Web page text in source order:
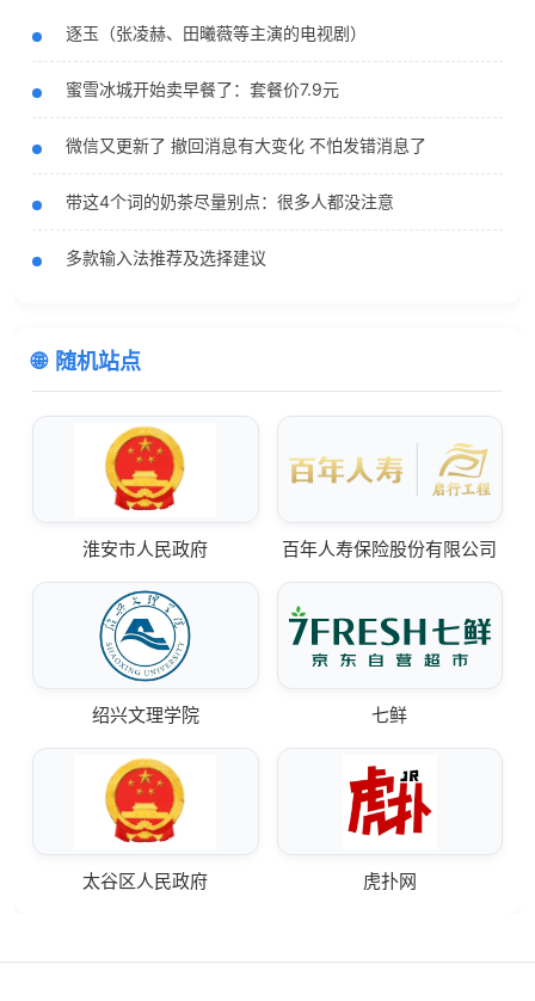
逐玉（张凌赫、田曦薇等主演的电视剧）
蜜雪冰城开始卖早餐了：套餐价7.9元
微信又更新了 撤回消息有大变化 不怕发错消息了
带这4个词的奶茶尽量别点：很多人都没注意
多款输入法推荐及选择建议
随机站点
淮安市人民政府 百年人寿保险股份有限公司
绍兴文理学院 七鲜
太谷区人民政府 虎扑网